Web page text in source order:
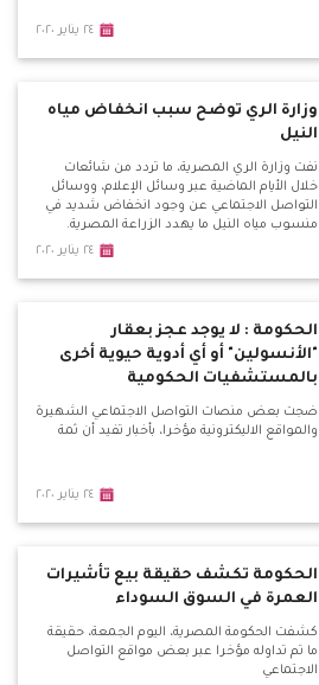
٢٤ يناير ٢٠٢٠
وزارة الري توضح سبب انخفاض مياه
النيل
نفت وزارة الري المصرية، ما تردد من شائعات
خلال الأيام الماضية عبر وسائل الإعلام، ووسائل
التواصل الاجتماعي عن وجود انخفاض شديد في
منسوب مياه النيل ما يهدد الزراعة المصرية.
٢٤ يناير ٢٠٢٠
الحكومة : لا يوجد عجز بعقار
"الأنسولين" أو أي أدوية حيوية أخرى
بالمستشفيات الحكومية
ضجت بعض منصات التواصل الاجتماعي الشهيرة
والمواقع الاليكترونية مؤخرا، بأخبار تفيد أن ثمة
٢٤ يناير ٢٠٢٠
الحكومة تكشف حقيقة بيع تأشيرات
العمرة في السوق السوداء
كشفت الحكومة المصرية، اليوم الجمعة، حقيقة
ما تم تداوله مؤخرا عبر بعض مواقع التواصل
الاجتماعي